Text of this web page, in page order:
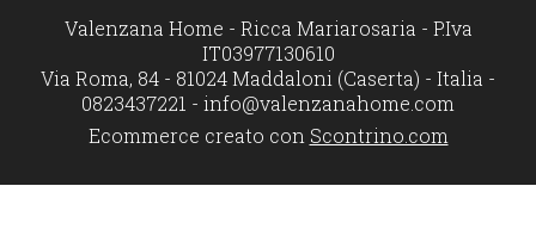
Valenzana Home - Ricca Mariarosaria - P.Iva
IT03977130610
Via Roma, 84 - 81024 Maddaloni (Caserta) - Italia -
0823437221 - info@valenzanahome.com
Ecommerce creato con Scontrino.com